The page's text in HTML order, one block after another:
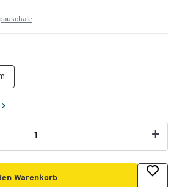
+
Warenkorb